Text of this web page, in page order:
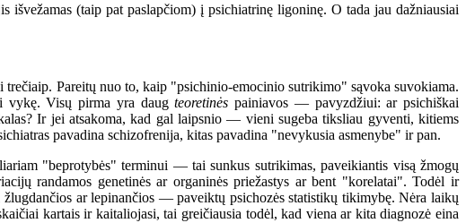
(taip pat paslapčiom) į psichiatrinę ligoninę. O tada jau dažniausiai
Pareitų nuo to, kaip "psichinio-emocinio sutrikimo" sąvoka suvokiama.
vykę. Visų pirma yra daugteoretinės painiavos — pavyzdžiui: ar psichiškai
Ir jei atsakoma, kad gal laipsnio — vieni sugeba tiksliau gyventi, kitiems
pavadina schizofrenija, kitas pavadina "nevykusia asmenybe" ir pan.
"beprotybės" terminui — tai sunkus sutrikimas, paveikiantis visą žmogų
randamos genetinės ar organinės priežastys ar bent "korelatai". Todėl ir
ar lepinančios — paveiktų psichozės statistikų tikimybę. Nėra laikų
kartais ir kaitaliojasi, tai greičiausia todėl, kad viena ar kita diagnozė eina